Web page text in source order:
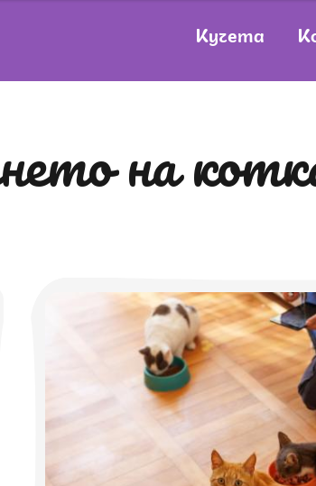
Кучета
на